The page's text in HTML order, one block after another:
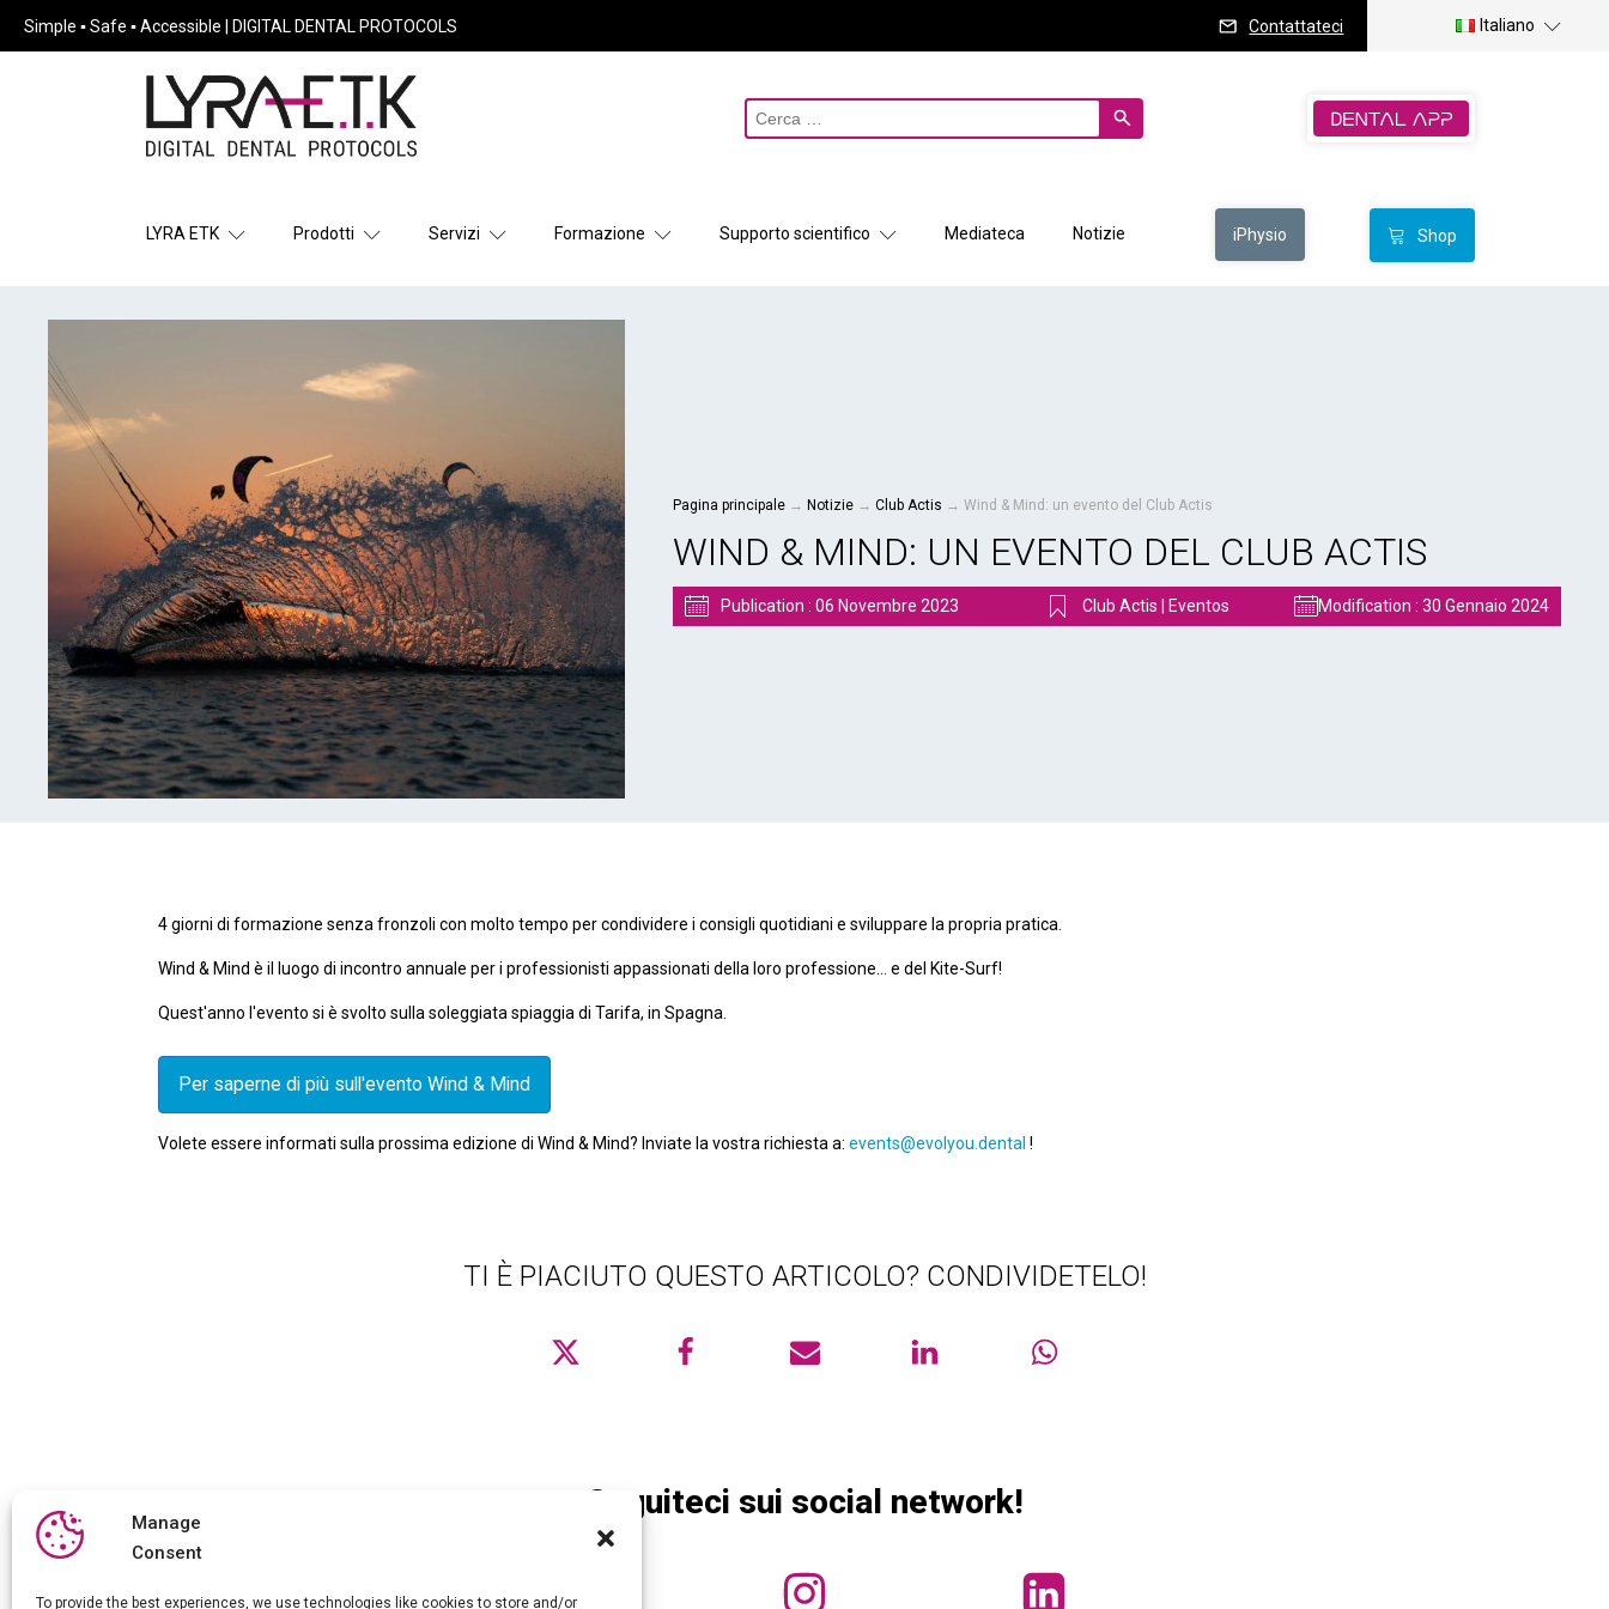
Manage
Consent
To provide the best experiences, we use technologies like cookies to store and/or
Simple ▪ Safe ▪ Accessible | DIGITAL DENTAL PROTOCOLS Contattateci Italiano
Ricerca
per:
LYRA ETK Prodotti Servizi Formazione Supporto scientifico Mediateca Notizie iPhysio Shop
Pagina principale→ Notizie→ Club Actis → Wind & Mind: un evento del Club Actis
WIND & MIND: UN EVENTO DEL CLUB ACTIS
Publication : 06 Novembre 2023 Club Actis |Eventos Modification : 30 Gennaio 2024
4 giorni di formazione senza fronzoli con molto tempo per condividere i consigli quotidiani e sviluppare la propria pratica.
Wind & Mind è il luogo di incontro annuale per i professionisti appassionati della loro professione… e del Kite-Surf!
Quest'anno l'evento si è svolto sulla soleggiata spiaggia di Tarifa, in Spagna.
Per saperne di più sull'evento Wind & Mind
Volete essere informati sulla prossima edizione di Wind & Mind? Inviate la vostra richiesta a: events@evolyou.dental !
TI È PIACIUTO QUESTO ARTICOLO? CONDIVIDETELO!
Seguiteci sui social network!